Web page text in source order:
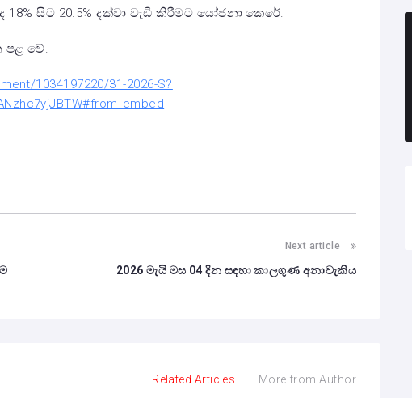
18% සිට 20.5% දක්වා වැඩි කිරීමට යෝජනා කෙරේ.
පළ වේ.
1034197220/31-2026-S?
Next article
2026 මැයි මස 04 දින සඳහා කාලගුණ අනාවැකිය
Related Articles More from Author